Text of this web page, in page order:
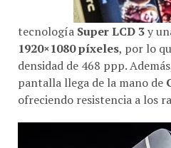
tecnología Super LCD 3y
1920×1080 píxeles, por lo
densidad de 468 ppp.
pantalla llega de la mano de
ofreciendo resistencia a los